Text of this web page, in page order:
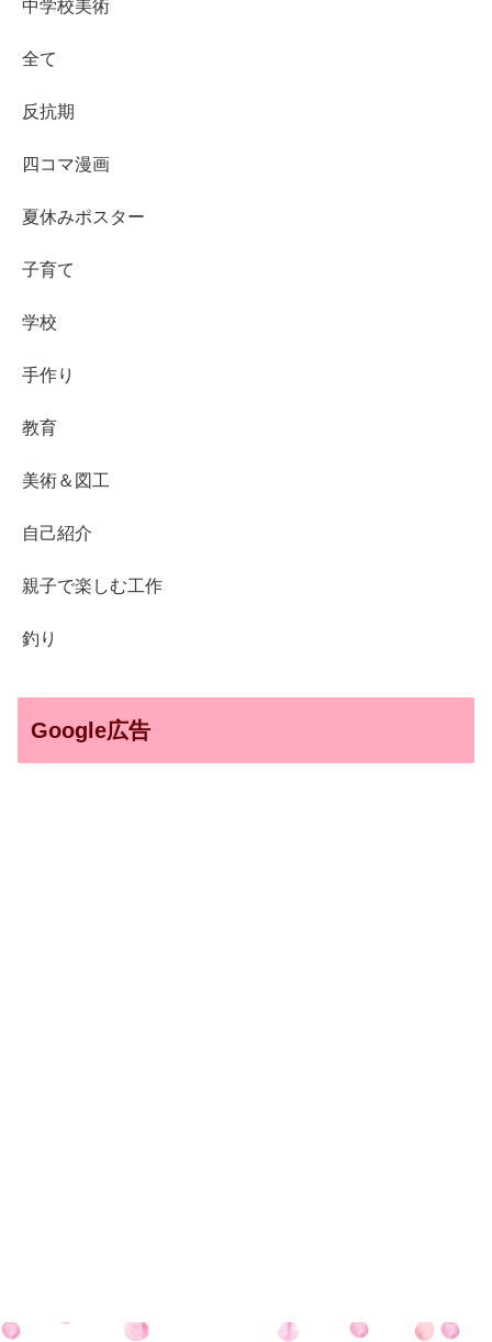
中学校美術
全て
反抗期
四コマ漫画
夏休みポスター
子育て
学校
手作り
教育
美術＆図工
自己紹介
親子で楽しむ工作
釣り
Google広告